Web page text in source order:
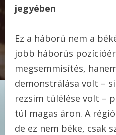
jegyében
Ez a háború nem a
jobb háborús
megsemmisítés,
demonstrálása volt –
rezsim túlélése volt –
túl magas áron. A
de ez nem béke, csak